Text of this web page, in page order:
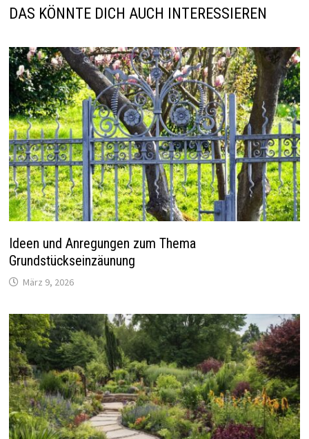
DAS KÖNNTE DICH AUCH INTERESSIEREN
Ideen und Anregungen zum Thema
Grundstückseinzäunung
März 9, 2026